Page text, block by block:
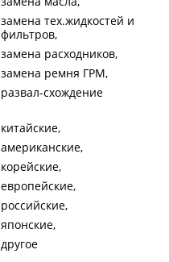
замена тех.жидкостей и
фильтров
замена расходников
замена ремня ГРМ
развал-схождение
китайские
американские
корейские
европейские
российские
японские
другое